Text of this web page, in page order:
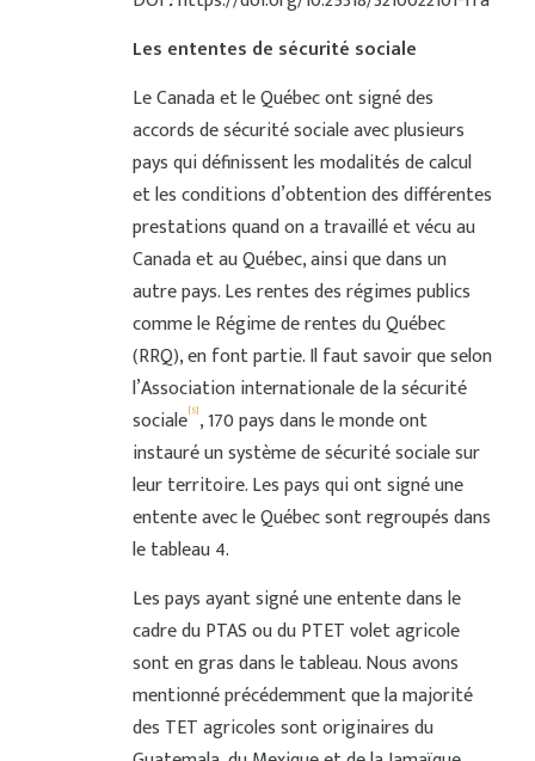
Les ententes de sécurité sociale
Le Canada et le Québec ont signé des
accords de sécurité sociale avec plusieurs
pays qui définissent les modalités de calcul
et les conditions d’obtention des différentes
prestations quand on a travaillé et vécu au
Canada et au Québec, ainsi que dans un
autre pays. Les rentes des régimes publics
comme le Régime de rentes du Québec
(RRQ), en font partie. Il faut savoir que selon
l’Association internationale de la sécurité
sociale[5], 170 pays dans le monde ont
instauré un système de sécurité sociale sur
leur territoire. Les pays qui ont signé une
entente avec le Québec sont regroupés dans
le tableau 4.
Les pays ayant signé une entente dans le
cadre du PTAS ou du PTET volet agricole
sont en gras dans le tableau. Nous avons
mentionné précédemment que la majorité
des TET agricoles sont originaires du